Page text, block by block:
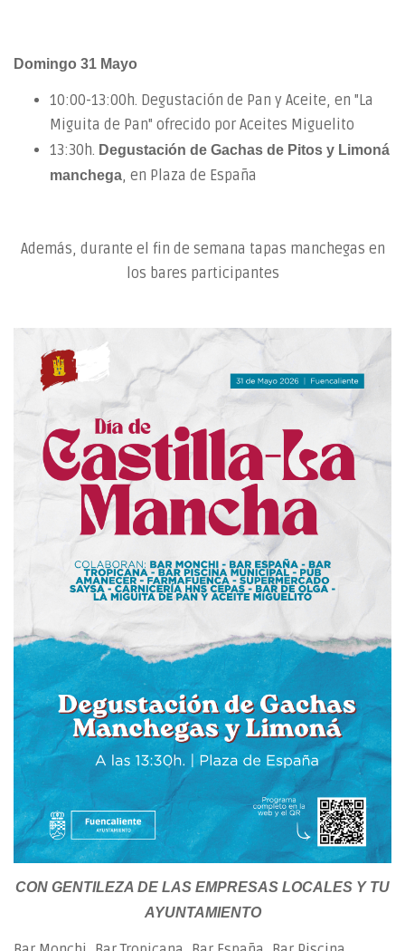
Domingo 31 Mayo
10:00-13:00h. Degustación de Pan y Aceite, en "La
Miguita de Pan" ofrecido por Aceites Miguelito
13:30h. Degustación de Gachas de Pitos y Limoná
manchega, en Plaza de España
Además, durante el fin de semana tapas manchegas en
los bares participantes
CON GENTILEZA DE LAS EMPRESAS LOCALES Y TU
AYUNTAMIENTO